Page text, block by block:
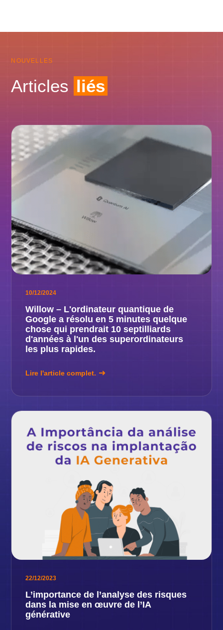
NOUVELLES
Articles liés
10/12/2024
Willow – L'ordinateur quantique de
Google a résolu en 5 minutes quelque
chose qui prendrait 10 septilliards
d'années à l'un des superordinateurs
les plus rapides.
Lire l'article complet.
22/12/2023
L’importance de l’analyse des risques
dans la mise en œuvre de l’IA
générative